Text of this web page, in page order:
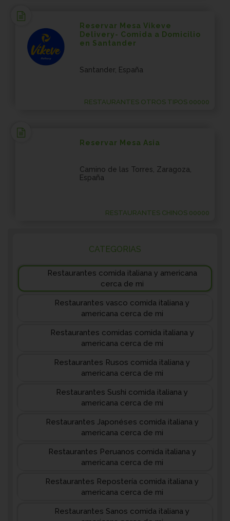
Reservar Mesa Vikeve
Delivery- Comida a Domicilio
en Santander
Santander, España
RESTAURANTES OTROS TIPOS 00000
Reservar Mesa Asia
Camino de las Torres, Zaragoza,
España
RESTAURANTES CHINOS 00000
CATEGORIAS
Restaurantes comida italiana y americana
cerca de mi
Restaurantes vasco comida italiana y
americana cerca de mi
Restaurantes comidas comida italiana y
americana cerca de mi
Restaurantes Rusos comida italiana y
americana cerca de mi
Restaurantes Sushi comida italiana y
americana cerca de mi
Restaurantes Japonéses comida italiana y
americana cerca de mi
Restaurantes Peruanos comida italiana y
americana cerca de mi
Restaurantes Repostería comida italiana y
americana cerca de mi
Restaurantes Sanos comida italiana y